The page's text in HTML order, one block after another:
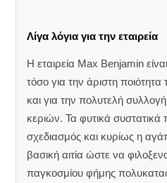
Λίγα λόγια για την εταιρεία
Η εταιρεία Max Benjamin
τόσο για την άριστη
και για την πολυτελή
κεριών. Τα φυτικά
σχεδιασμός και κυρίως η
βασική αιτία ώστε να
παγκοσμίου φήμης